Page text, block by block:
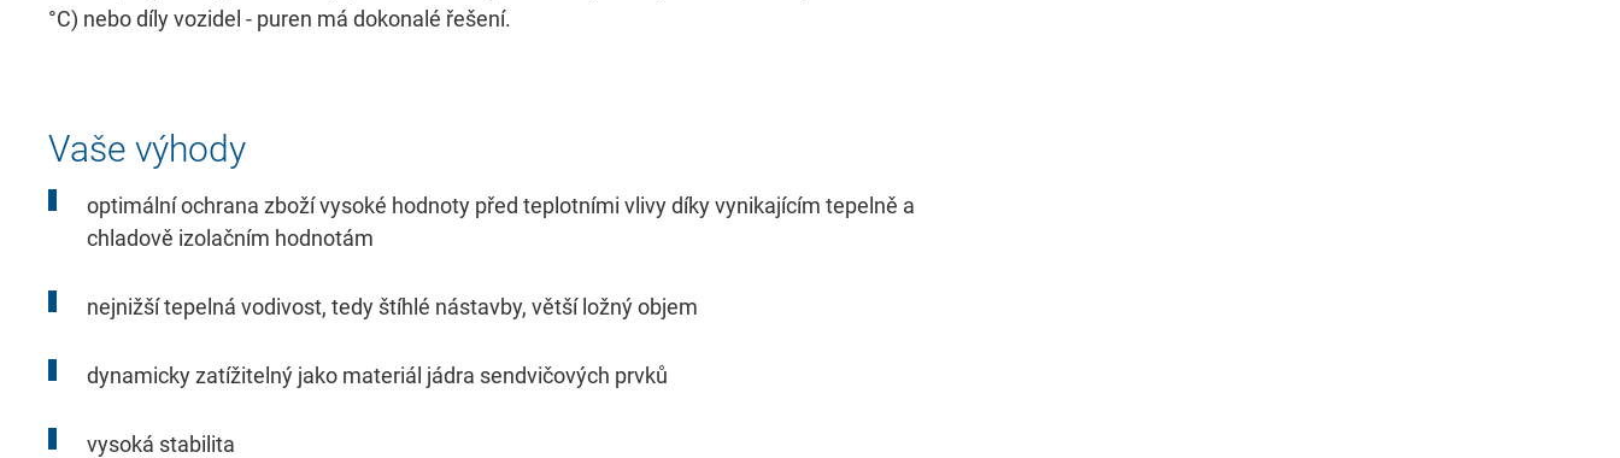
°C) nebo díly vozidel - puren má dokonalé řešení.
Vaše výhody
optimální ochrana zboží vysoké hodnoty před teplotními vlivy díky vynikajícím tepelně a
chladově izolačním hodnotám
nejnižší tepelná vodivost, tedy štíhlé nástavby, větší ložný objem
dynamicky zatížitelný jako materiál jádra sendvičových prvků
vysoká stabilita
Služba
Externí obsah je zde povolen, pokud je důležitý pro náš pracovní postup. Například přístupný obsah, servisní chat nebo podobní
poskytovatelé.